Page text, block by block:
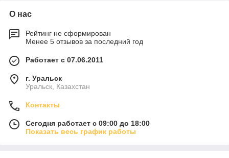
О нас
Рейтинг не сформирован
Менее 5 отзывов за последний год
Работает с 07.06.2011
г. Уральск
Уральск, Казахстан
Контакты
Сегодня работает с 09:00 до 18:00
Показать весь график работы